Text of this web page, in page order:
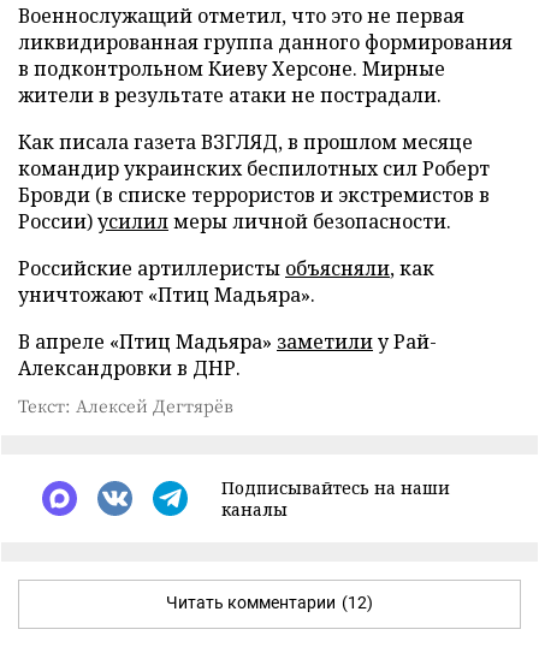
Военнослужащий отметил, что это не первая
ликвидированная группа данного формирования
в подконтрольном Киеву Херсоне. Мирные
жители в результате атаки не пострадали.
Как писала газета ВЗГЛЯД, в прошлом месяце
командир украинских беспилотных сил Роберт
Бровди (в списке террористов и экстремистов в
России)усилилмеры личной безопасности.
Российские артиллеристы объясняли, как
уничтожают «Птиц Мадьяра».
В апреле «Птиц Мадьяра» заметилиу Рай-
Александровки в ДНР.
Текст: Алексей Дегтярёв
Подписывайтесь на наши
каналы
Читать комментарии (12)